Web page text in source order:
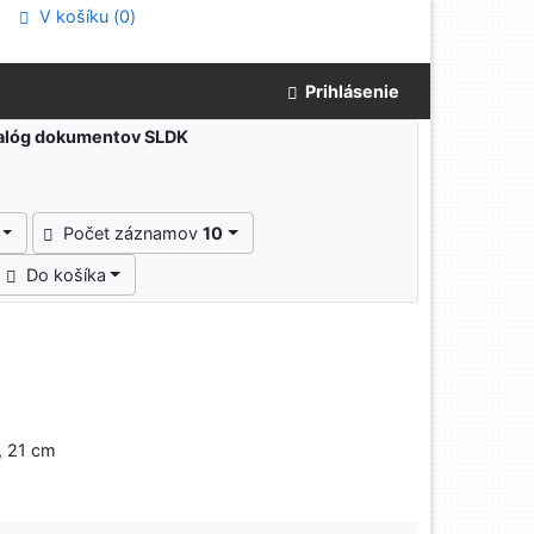
V košíku (0)
Prihlásenie
dokumentov SLDK
Počet záznamov10
Do košíka
21 cm